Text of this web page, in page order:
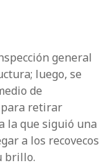
general
luego, se
de
para retirar
la que siguió una
a los recovecos
brillo.